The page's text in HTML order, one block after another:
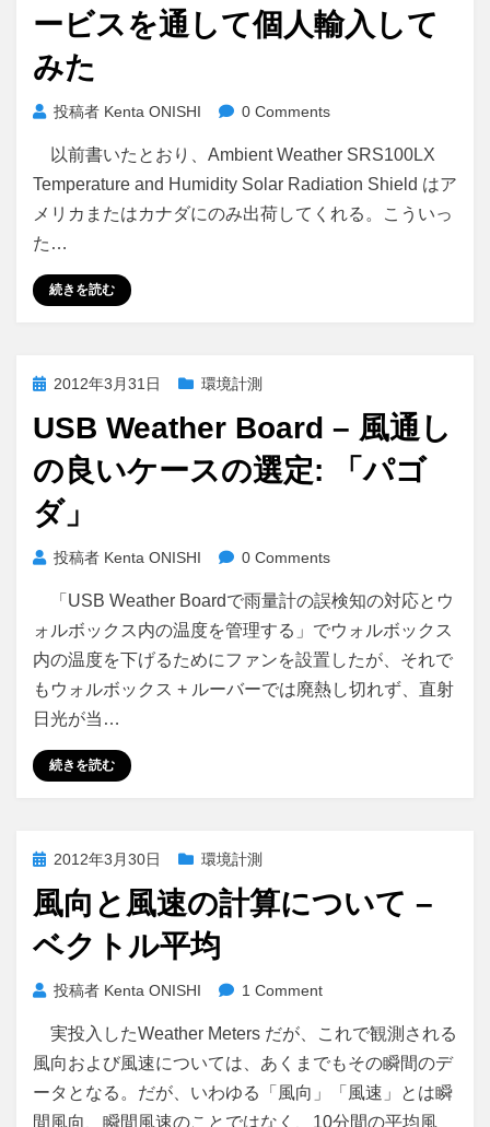
ービスを通して個人輸入して
みた
投稿者 Kenta ONISHI 0 Comments
以前書いたとおり、Ambient Weather SRS100LX
Temperature and Humidity Solar Radiation Shield はア
メリカまたはカナダにのみ出荷してくれる。こういっ
た…
続きを読む
投
日:
2012年3月31日 環境計測
USB Weather Board – 風通し
の良いケースの選定: 「パゴ
ダ」
投稿者 Kenta ONISHI 0 Comments
「USB Weather Boardで雨量計の誤検知の対応とウ
ォルボックス内の温度を管理する」でウォルボックス
内の温度を下げるためにファンを設置したが、それで
もウォルボックス + ルーバーでは廃熱し切れず、直射
日光が当…
続きを読む
投
日:
2012年3月30日 環境計測
風向と風速の計算について –
ベクトル平均
投稿者 Kenta ONISHI 1 Comment
実投入したWeather Meters だが、これで観測される
風向および風速については、あくまでもその瞬間のデ
ータとなる。だが、いわゆる「風向」「風速」とは瞬
間風向、瞬間風速のことではなく、10分間の平均風